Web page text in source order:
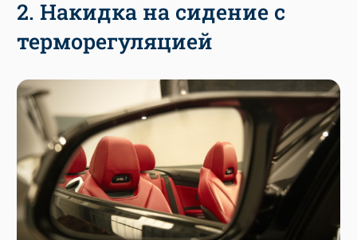
2. Накидка на сидение с
терморегуляцией